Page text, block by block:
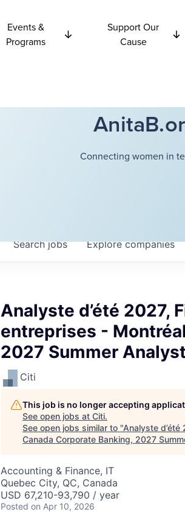
Events &
Programs
Support Our
Cause
Connecting women in
Searchjobs Explorecompanies
Analyste d’été 2027,
entreprises -
2027 Summer
Citi
This job is no longer accepting
See open jobs at Citi.
See open jobs similar to "Analyste
Canada Corporate Banking, 2027
Accounting & Finance, IT
Quebec City, QC, Canada
USD 67,210-93,790 / year
Posted on Apr 10, 2026